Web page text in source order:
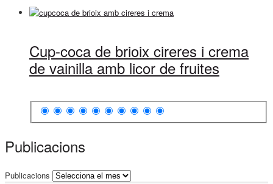
Cup-coca de brioix cireres i crema
de vainilla amb licor de fruites
Publicacions
Publicacions